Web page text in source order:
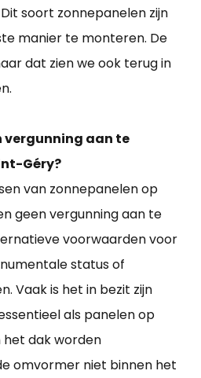
soort zonnepanelen zijn
manier te monteren. De
dat zien we ook terug in
vergunning aan te
Géry?
van zonnepanelen op
geen vergunning aan te
voorwaarden voor
status of
Vaak is het in bezit zijn
als panelen op
dak worden
omvormer niet binnen het